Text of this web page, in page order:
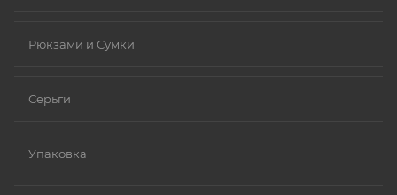
Рюкзами и Сумки
Серьги
Упаковка